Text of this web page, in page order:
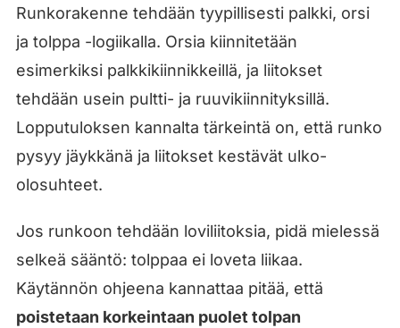
Runkorakenne tehdään tyypillisesti palkki, orsi
ja tolppa -logiikalla. Orsia kiinnitetään
esimerkiksi palkkikiinnikkeillä, ja liitokset
tehdään usein pultti- ja ruuvikiinnityksillä.
Lopputuloksen kannalta tärkeintä on, että runko
pysyy jäykkänä ja liitokset kestävät ulko-
olosuhteet.
Jos runkoon tehdään loviliitoksia, pidä mielessä
selkeä sääntö: tolppaa ei loveta liikaa.
Käytännön ohjeena kannattaa pitää, että
poistetaan korkeintaan puolet tolpan